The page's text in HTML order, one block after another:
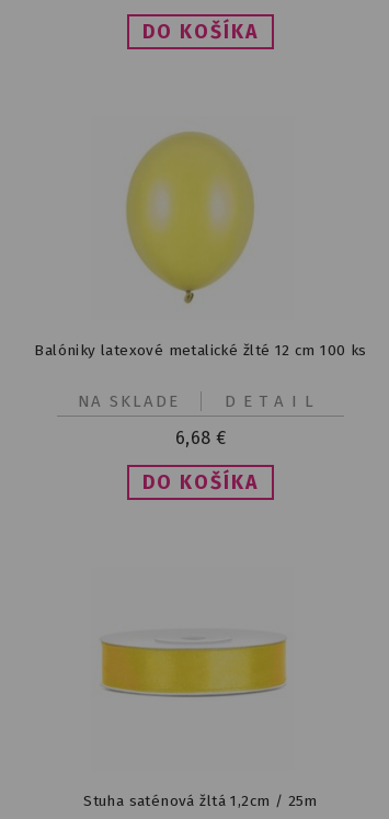
Balóniky latexové metalické žlté 12 cm 100 ks
6,68 €
DETAIL
NA SKLADE
Stuha saténová žltá 1,2cm / 25m